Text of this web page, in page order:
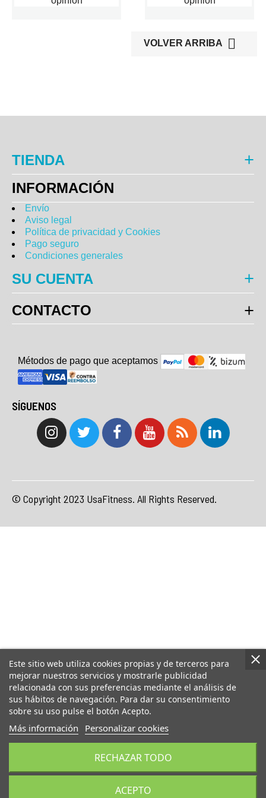
Este sitio web utiliza cookies propias y de terceros para
mejorar nuestros servicios y mostrarle publicidad
relacionada con sus preferencias mediante el análisis de
sus hábitos de navegación. Para dar su consentimiento
sobre su uso pulse el botón Acepto.
Más información Personalizar cookies
RECHAZAR TODO
ACEPTO
VOLVER ARRIBA 
TIENDA
INFORMACIÓN
Envío
Aviso legal
Política de privacidad y Cookies
Pago seguro
Condiciones generales
SU CUENTA
CONTACTO
Métodos de pago que aceptamos
SÍGUENOS
© Copyright 2023 UsaFitness. All Rights Reserved.